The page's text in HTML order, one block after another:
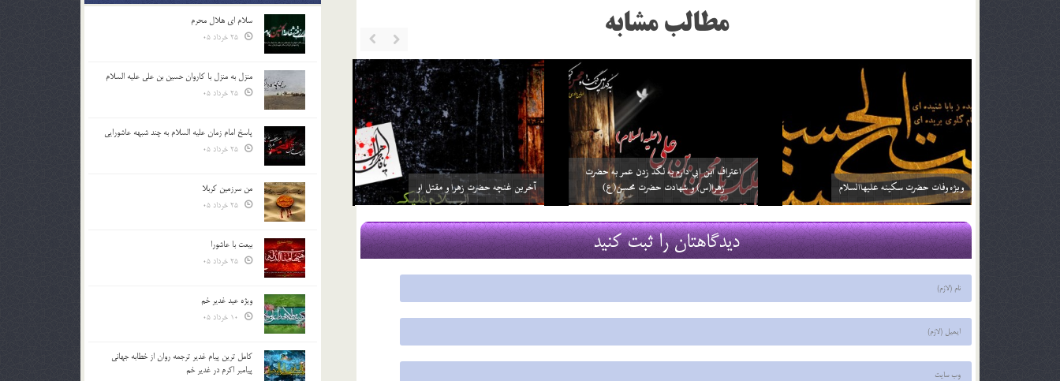
مطالب مشابه
شبهاتی در مورد شهادت حضرت محسن (علیه السلام)
2 آذر 96
سقط حضرت محسن عليه السلام
2 آذر 96
اعتراف نظّام معتزلی به شهادت حضرت محسن (علیه
السلام) و آتش زدن خانه حضرت فاطمه (سلام الله
علیها)
2 آذر 96
دیدگاهتان را ثبت کنید
سلام ای هلال محرم
منزل به منزل با کاروان حسین بن علی علیه السلام
پاسخ امام زمان علیه السلام به چند شبهه عاشورایی
من سرزمین کربلا
بیعت با عاشورا
ویژه عید غدیر خم
کامل ترین پیام غدیر ترجمه روان از خطابه جهانی
پیامبر اکرم در غدیر خم